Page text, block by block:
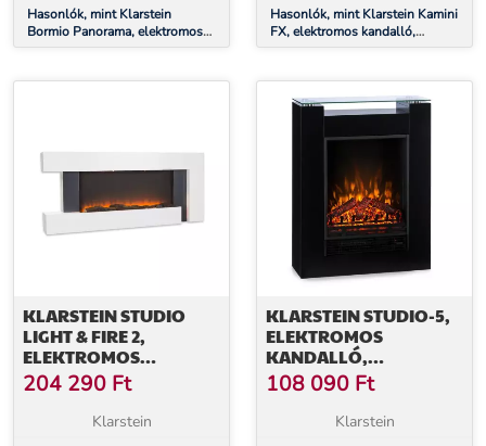
Hasonlók, mint Klarstein
Bormio Panorama, elektromos
kandalló, 1000/2000 W,
Hasonlók, mint Klarstein Kamini
FX, elektromos kandalló,
kandallóbetét, 1000/2000 W, 2
KLARSTEIN STUDIO
LIGHT & FIRE 2,
ELEKTROMOS
KANDALLÓ,
1000/2000 W, MDF,
TÁVIRÁNYÍTÓ, FEHÉR
204 290 Ft
Klarstein
KLARSTEIN STUDIO-5,
ELEKTROMOS
KANDALLÓ,
FORRÓLEVEGŐS
VENTILÁTOR,
900/1800 W,
108 090 Ft
Klarstein